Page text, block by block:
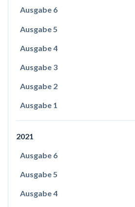
Ausgabe 6
Ausgabe 5
Ausgabe 4
Ausgabe 3
Ausgabe 2
Ausgabe 1
2021
Ausgabe 6
Ausgabe 5
Ausgabe 4